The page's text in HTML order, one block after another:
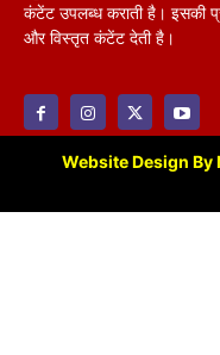
कंटेंट उपलब्ध कराती है। इसकी
और विस्तृत कंटेंट देती है।
Website Design